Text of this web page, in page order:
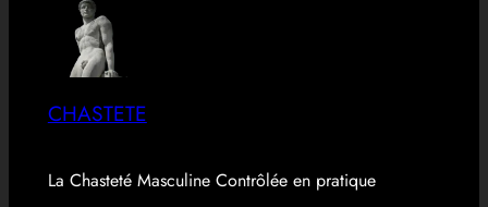
CHASTETE
La Chasteté Masculine Contrôlée en pratique